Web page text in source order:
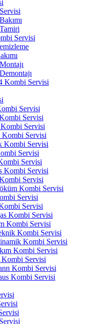
Servisi
Kombi Servisi
Servisi
Servisi
Servisi
Kombi Servisi
Kombi Servisi
Servisi
Servisi
Kombi Servisi
Servisi
Kombi Servisi
Servisi
Servisi
Kombi Servisi
Kombi Servisi
Kombi Servisi
Kombi Servisi
Kombi Servisi
Servisi
Kombi Servisi
Kombi Servisi